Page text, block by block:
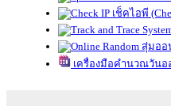
เช็คไอพี
สุ่มออ
เครื่องมือคำนวณวัน